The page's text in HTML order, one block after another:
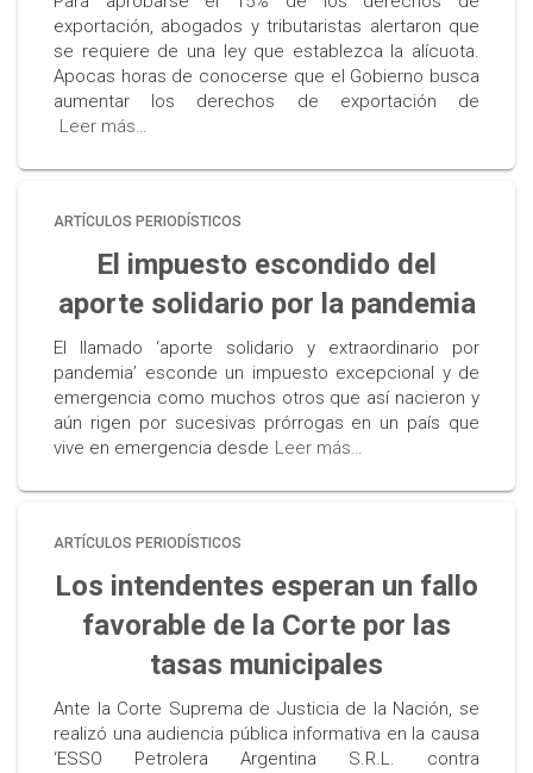
exportación, abogados y tributaristas alertaron que
se requiere de una ley que establezca la alícuota.
Apocas horas de conocerse que el Gobierno busca
aumentar los derechos de exportación de
Leer más…
ARTÍCULOS PERIODÍSTICOS
El impuesto escondido del
aporte solidario por la pandemia
El llamado ‘aporte solidario y extraordinario por
pandemia’ esconde un impuesto excepcional y de
emergencia como muchos otros que así nacieron y
aún rigen por sucesivas prórrogas en un país que
vive en emergencia desde Leer más…
ARTÍCULOS PERIODÍSTICOS
Los intendentes esperan un fallo
favorable de la Corte por las
tasas municipales
Ante la Corte Suprema de Justicia de la Nación, se
realizó una audiencia pública informativa en la causa
‘ESSO Petrolera Argentina S.R.L. contra